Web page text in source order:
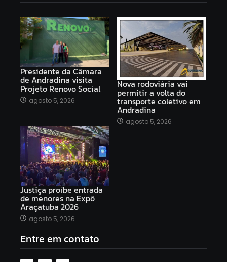
Presidente da Câmara
de Andradina visita
Projeto Renovo Social
agosto 5, 2026
Nova rodoviária vai
permitir a volta do
transporte coletivo em
Andradina
agosto 5, 2026
Justiça proíbe entrada
de menores na Expô
Araçatuba 2026
agosto 5, 2026
Entre em contato